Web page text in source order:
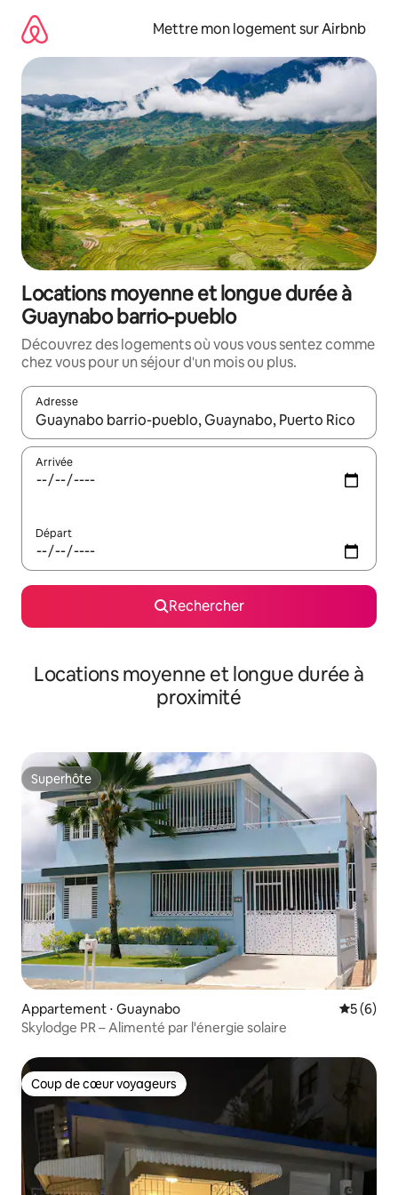
directement
contenu
Mettre mon logement sur Airbnb
Locations moyenne et longue durée à
Guaynabo barrio-pueblo
Découvrez des logements où vous vous sentez comme
chez vous pour un séjour d'un mois ou plus.
Adresse
Lorsque les résultats s'affichent, utilisez les flèches vers le
Arrivée
Départ
Rechercher
Locations moyenne et longue durée à
proximité
Superhôte
Superhôte
Appartement ⋅ Guaynabo
5 (6)
Skylodge PR – Alimenté par l'énergie solaire
Coup de cœur voyageurs
Coup de cœur voyageurs